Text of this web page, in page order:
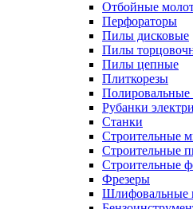
Отбойные
Перфораторы
Пилы дисковые
Пилы
Пилы цепные
Плиткорезы
Рубанки
Станки
Строительные
Строительные
Строительные
Фрезеры